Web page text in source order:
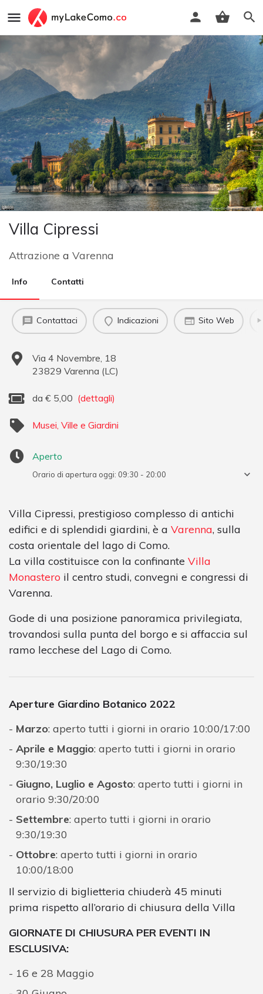
Villa Cipressi
Attrazione a Varenna
Info Contatti
Contattaci Indicazioni Sito Web
Via 4 Novembre, 18
23829 Varenna (LC)
da € 5,00 (dettagli)
Musei, Ville e Giardini
Aperto
Orario di apertura oggi: 09:30 - 20:00
Villa Cipressi, prestigioso complesso di antichi
edifici e di splendidi giardini, è a Varenna, sulla
costa orientale del lago di Como.
La villa costituisce con la confinante Villa
Monastero il centro studi, convegni e congressi di
Varenna.
Gode di una posizione panoramica privilegiata,
trovandosi sulla punta del borgo e si affaccia sul
ramo lecchese del Lago di Como.
Aperture Giardino Botanico 2022
Marzo: aperto tutti i giorni in orario 10:00/17:00
Aprile e Maggio: aperto tutti i giorni in orario
9:30/19:30
Giugno, Luglio e Agosto: aperto tutti i giorni in
orario 9:30/20:00
Settembre: aperto tutti i giorni in orario
9:30/19:30
Ottobre: aperto tutti i giorni in orario
10:00/18:00
Il servizio di biglietteria chiuderà 45 minuti
prima rispetto all’orario di chiusura della Villa
GIORNATE DI CHIUSURA PER EVENTI IN
ESCLUSIVA:
16 e 28 Maggio